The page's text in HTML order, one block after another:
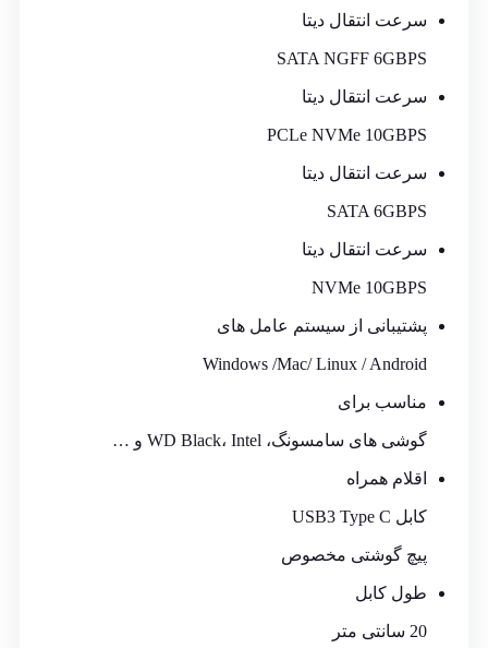
سرعت انتقال دیتا
SATA NGFF 6GBPS
سرعت انتقال دیتا
PCLe NVMe 10GBPS
سرعت انتقال دیتا
SATA 6GBPS
سرعت انتقال دیتا
NVMe 10GBPS
پشتیبانی از سیستم عامل های
Windows /Mac/ Linux / Android
مناسب برای
گوشی های سامسونگ، WD Black، Intel و …
اقلام همراه
کابل USB3 Type C
پیچ گوشتی مخصوص
طول کابل
20 سانتی متر